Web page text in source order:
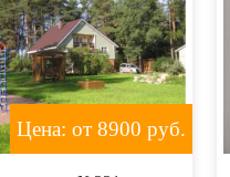
Цена: от 8900 руб.